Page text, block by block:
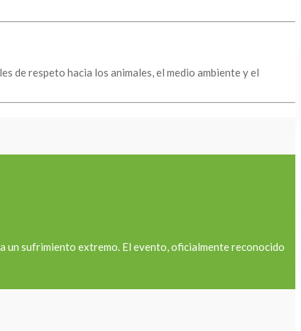
de respeto hacia los animales, el medio ambiente y el
un sufrimiento extremo. El evento, oficialmente reconocido